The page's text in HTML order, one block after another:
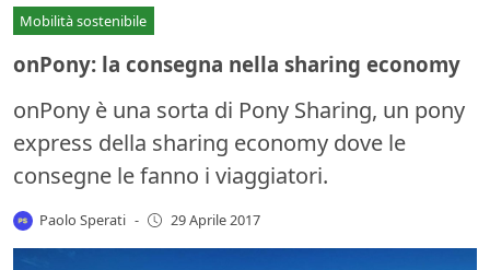
Mobilità sostenibile
onPony: la consegna nella sharing economy
onPony è una sorta di Pony Sharing, un pony
express della sharing economy dove le
consegne le fanno i viaggiatori.
Paolo Sperati - 29 Aprile 2017